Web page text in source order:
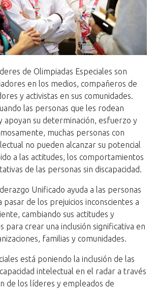
de Olimpiadas Especiales son
en los medios, compañeros de
y activistas en sus comunidades.
las personas que les rodean
apoyan su determinación, esfuerzo y
muchas personas con
no pueden alcanzar su potencial
a las actitudes, los comportamientos
de las personas sin discapacidad.
Unificado ayuda a las personas
pasar de los prejuicios inconscientes a
cambiando sus actitudes y
para crear una inclusión significativa en
familias y comunidades.
está poniendo la inclusión de las
intelectual en el radar a través
de los líderes y empleados de